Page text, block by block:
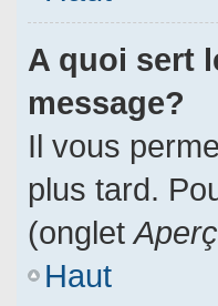
A quoi sert
message?
Il vous
plus tard.
(onglet
Haut